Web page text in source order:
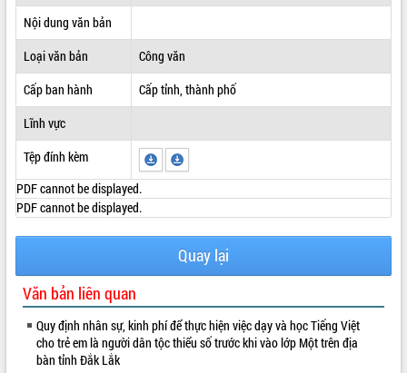
QUY HOẠCH - KẾ HOẠCH
Nội dung văn bản
Loại văn bản
Công văn
Cấp ban hành
Cấp tỉnh, thành phố
Lĩnh vực
Tệp đính kèm
PDF cannot be displayed.
PDF cannot be displayed.
Quay lại
Văn bản liên quan
Quy định nhân sự, kinh phí để thực hiện việc dạy và học Tiếng Việt
cho trẻ em là người dân tộc thiểu số trước khi vào lớp Một trên địa
bàn tỉnh Đắk Lắk